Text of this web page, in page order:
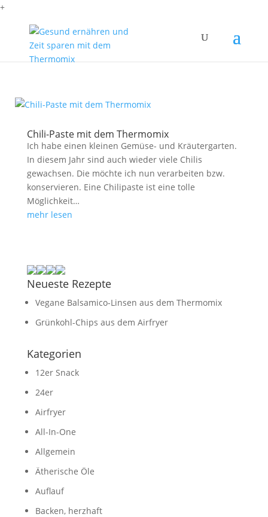
+
Chili-Paste mit dem Thermomix
Ich habe einen kleinen Gemüse- und Kräutergarten.
In diesem Jahr sind auch wieder viele Chilis
gewachsen. Die möchte ich nun verarbeiten bzw.
konservieren. Eine Chilipaste ist eine tolle
Möglichkeit…
mehr lesen
Neueste Rezepte
Vegane Balsamico-Linsen aus dem Thermomix
Grünkohl-Chips aus dem Airfryer
Kategorien
12er Snack
24er
Airfryer
All-In-One
Allgemein
Ätherische Öle
Auflauf
Backen, herzhaft